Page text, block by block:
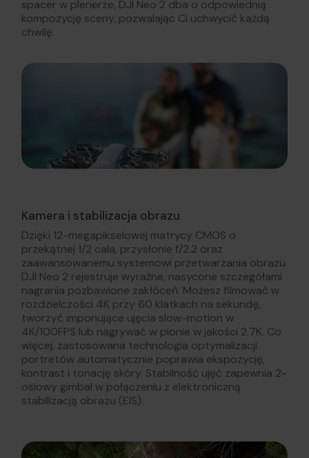
spacer w plenerze, DJI Neo 2 dba o odpowiednią
kompozycję sceny, pozwalając Ci uchwycić każdą
chwilę.
Kamera i stabilizacja obrazu
Dzięki 12-megapikselowej matrycy CMOS o
przekątnej 1/2 cala, przysłonie f/2.2 oraz
zaawansowanemu systemowi przetwarzania obrazu
DJI Neo 2 rejestruje wyraźne, nasycone szczegółami
nagrania pozbawione zakłóceń. Możesz filmować w
rozdzielczości 4K przy 60 klatkach na sekundę,
tworzyć imponujące ujęcia slow-motion w
4K/100FPS lub nagrywać w pionie w jakości 2.7K. Co
więcej, zastosowana technologia optymalizacji
portretów automatycznie poprawia ekspozycję,
kontrast i tonację skóry. Stabilność ujęć zapewnia 2-
osiowy gimbal w połączeniu z elektroniczną
stabilizacją obrazu (EIS).